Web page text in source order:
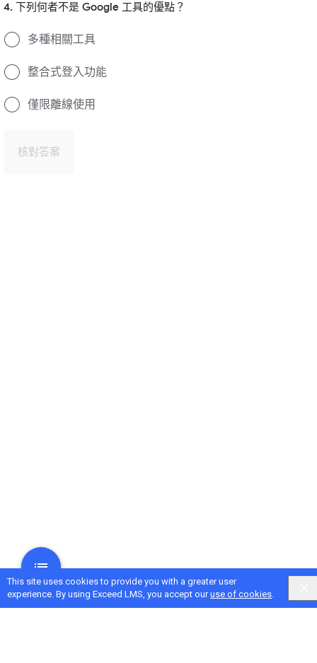
This site uses cookies to provide you with a greater user
experience. By using Exceed LMS, you accept ouruse of cookies.
4. 下列何者不是 Google 工具的優點？
多種相關工具
整合式登入功能
僅限離線使用
核對答案